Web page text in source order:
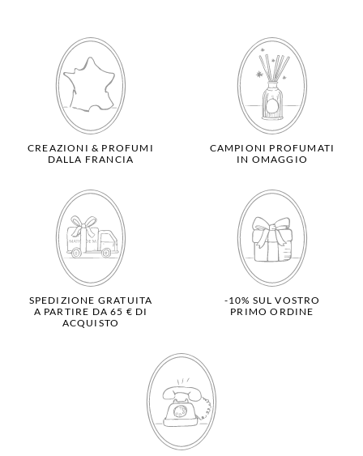
CREAZIONI & PROFUMI
DALLA FRANCIA
CAMPIONI PROFUMATI
IN OMAGGIO
SPEDIZIONE GRATUITA
A PARTIRE DA 65 € DI
ACQUISTO
-10% SUL VOSTRO
PRIMO ORDINE